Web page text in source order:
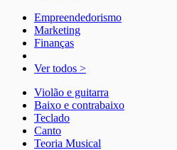
Empreendedorismo
Marketing
Finanças
Ver todos >
Violão e guitarra
Baixo e contrabaixo
Teclado
Canto
Teoria Musical